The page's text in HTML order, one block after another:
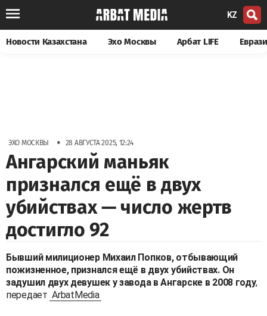
KZ
Новости Казахстана Эхо Москвы Арбат LIFE
ЭХО МОСКВЫ • 28 АВГУСТА 2025, 12:24
Ангарский маньяк
признался ещё в двух
убийствах — число жертв
достигло 92
Бывший милиционер Михаил Попков, отбывающий
пожизненное, признался ещё в двух убийствах. Он
задушил двух девушек у завода в Ангарске в 2008 году,
передает ArbatMedia